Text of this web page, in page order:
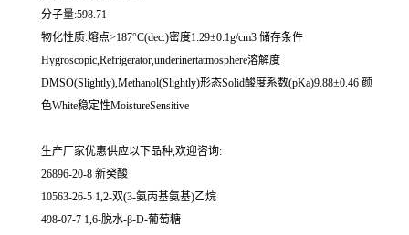
分子量:598.71
物化性质:熔点>187°C(dec.)密度1.29±0.1g/cm3 储存条件
Hygroscopic,Refrigerator,underinertatmosphere溶解度
DMSO(Slightly),Methanol(Slightly)形态Solid酸度系数(pKa)9.88±0.46 颜
色White稳定性MoistureSensitive
生产厂家优惠供应以下品种,欢迎咨询:
26896-20-8 新癸酸
10563-26-5 1,2-双(3-氨丙基氨基)乙烷
498-07-7 1,6-脱水-β-D-葡萄糖